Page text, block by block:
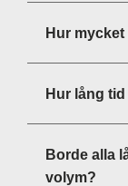
Hur
Hur lång
Borde alla
volym?